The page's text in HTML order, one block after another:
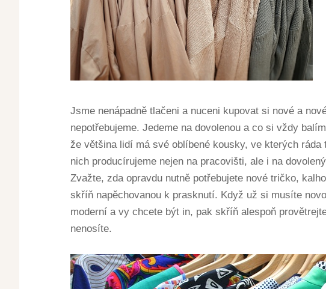
Jsme nenápadně tlačeni a nuceni kupovat si nové a
nepotřebujeme. Jedeme na dovolenou a co si vždy
že většina lidí má své oblíbené kousky, ve kterých
nich producírujeme nejen na pracovišti, ale i na
Zvažte, zda opravdu nutně potřebujete nové tričko,
skříň napěchovanou k prasknutí. Když už si musíte
moderní a vy chcete být in, pak skříň alespoň
nenosíte.